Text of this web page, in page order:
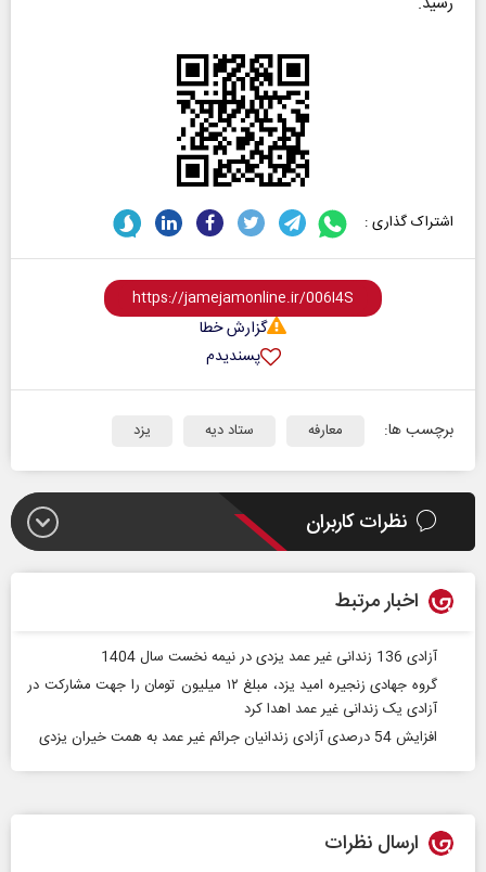
اشتراک گذاری :
گزارش خطا
پسندیدم
برچسب ها: معارفه ستاد دیه یزد
نظرات کاربران
اخبار مرتبط
آزادی 136 زندانی غیر عمد یزدی در نیمه نخست سال 1404
گروه جهادی زنجیره امید یزد، مبلغ ۱۲ میلیون تومان را جهت مشارکت در
آزادی یک زندانی غیر عمد اهدا کرد
افزایش 54 درصدی آزادی زندانیان جرائم غیر عمد به همت خیران یزدی
ارسال نظرات